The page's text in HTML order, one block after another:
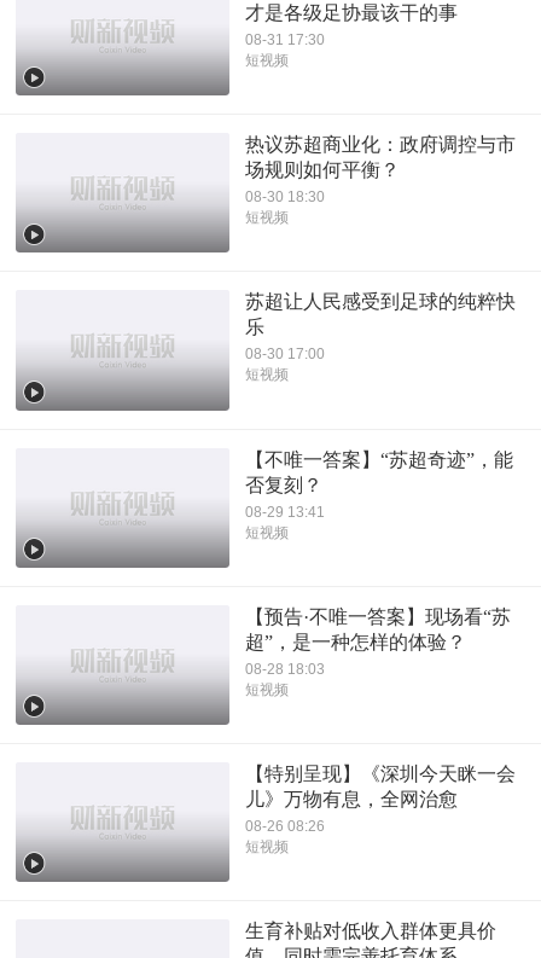
才是各级足协最该干的事
08-31 17:30
短视频
热议苏超商业化：政府调控与市
场规则如何平衡？
08-30 18:30
短视频
苏超让人民感受到足球的纯粹快
乐
08-30 17:00
短视频
【不唯一答案】“苏超奇迹”，能
否复刻？
08-29 13:41
短视频
【预告·不唯一答案】现场看“苏
超”，是一种怎样的体验？
08-28 18:03
短视频
【特别呈现】《深圳今天眯一会
儿》万物有息，全网治愈
08-26 08:26
短视频
生育补贴对低收入群体更具价